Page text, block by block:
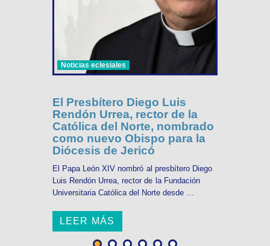
Noticias eclesiales
El Presbítero Diego Luis
Rendón Urrea, rector de la
Católica del Norte, nombrado
como nuevo Obispo para la
Diócesis de Jericó
El Papa León XIV nombró al presbítero Diego
Luis Rendón Urrea, rector de la Fundación
Universitaria Católica del Norte desde ...
LEER MÁS